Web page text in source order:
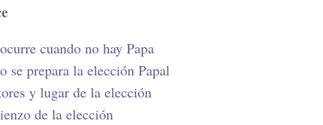
cuando no hay Papa
se prepara la elección Papal
y lugar de la elección
de la elección